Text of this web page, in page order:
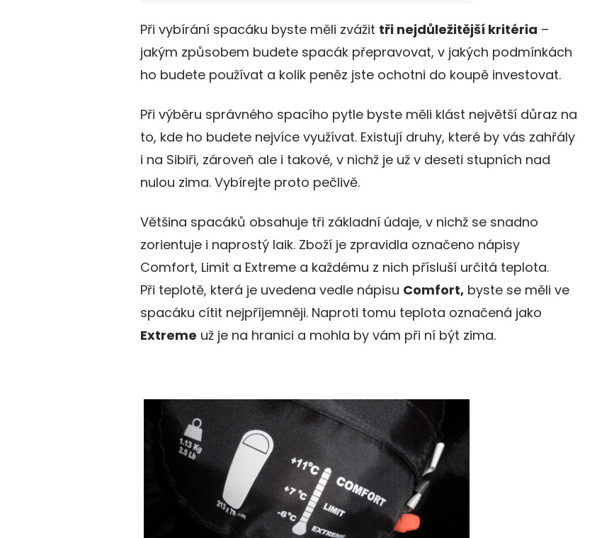
Při vybírání spacáku byste měli zvážit tři nejdůležitější kritéria –
jakým způsobem budete spacák přepravovat, v jakých podmínkách
ho budete používat a kolik peněz jste ochotni do koupě investovat.
Při výběru správného spacího pytle byste měli klást největší důraz na
to, kde ho budete nejvíce využívat. Existují druhy, které by vás zahřály
i na Sibiři, zároveň ale i takové, v nichž je už v deseti stupních nad
nulou zima. Vybírejte proto pečlivě.
Většina spacáků obsahuje tři základní údaje, v nichž se snadno
zorientuje i naprostý laik. Zboží je zpravidla označeno nápisy
Comfort, Limit a Extreme a každému z nich přísluší určitá teplota.
Při teplotě, která je uvedena vedle nápisu Comfort, byste se měli ve
spacáku cítit nejpříjemněji. Naproti tomu teplota označená jako
Extreme už je na hranici a mohla by vám při ní být zima.